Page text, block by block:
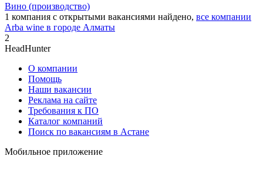
Вино (производство)
1 компания с открытыми вакансиями найдено, все компании
Arba wine в городе Алматы
2
HeadHunter
О компании
Помощь
Наши вакансии
Реклама на сайте
Требования к ПО
Каталог компаний
Поиск по вакансиям в Астане
Мобильное приложение